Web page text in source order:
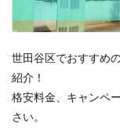
世田谷区でおすすめ
紹介！
格安料金、キャンペ
さい。